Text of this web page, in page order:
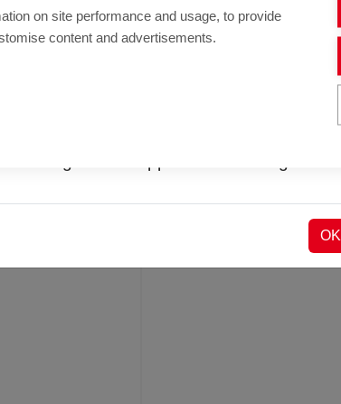
en gammal sparad fil som gjordes med
OK
on site performance and usage, to provide
content and advertisements.